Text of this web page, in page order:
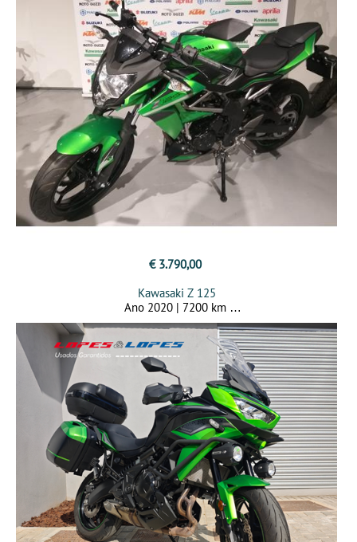
€ 3.790,00
Kawasaki Z 125
Ano 2020 | 7200 km